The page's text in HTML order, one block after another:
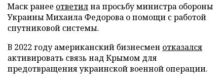
Маск ранее ответилна просьбу министра обороны
Украины Михаила Федорова о помощи с работой
спутниковой системы.
В 2022 году американский бизнесмен отказался
активировать связь над Крымом для
предотвращения украинской военной операции.